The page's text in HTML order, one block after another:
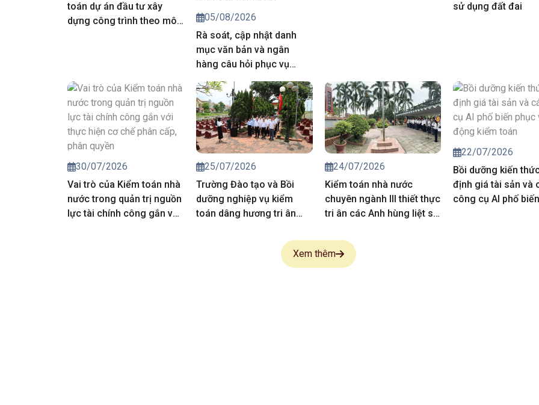
toán dự án đầu tư xây
dựng công trình theo mô
05/08/2026
Rà soát, cập nhật danh
mục văn bản và ngân
hàng câu hỏi phục vụ
công tác đánh giá chuyên
môn, nghiệp vụ trong hoạt
động kiểm toán của Kiểm
toán nhà nước năm 2027
sử dụng đất đai
30/07/2026
Vai trò của Kiểm toán nhà
nước trong quản trị nguồn
lực tài chính công gắn với
25/07/2026
Trường Đào tạo và Bồi
dưỡng nghiệp vụ kiểm
toán dâng hương tri ân
24/07/2026
Kiểm toán nhà nước
chuyên ngành III thiết thực
tri ân các Anh hùng liệt sĩ,
22/07/2026
Bồi dưỡng kiến
định giá tài sản và
công cụ AI phố
Xem thêm